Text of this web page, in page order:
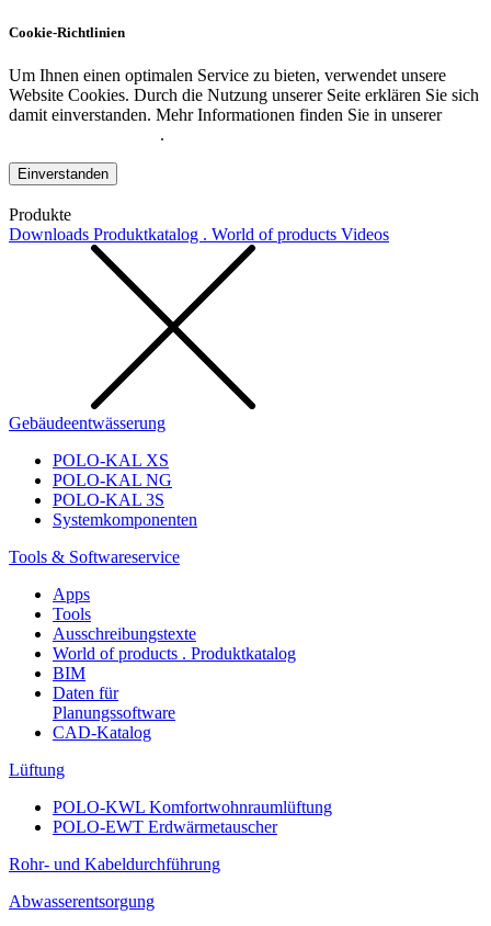
Cookie-Richtlinien
Um Ihnen einen optimalen Service zu bieten, verwendet unsere
Website Cookies. Durch die Nutzung unserer Seite erklären Sie sich
damit einverstanden. Mehr Informationen finden Sie in unserer
.
Einverstanden
Produkte
Downloads Produktkatalog . World of products Videos
Gebäudeentwässerung
POLO-KAL XS
POLO-KAL NG
POLO-KAL 3S
Systemkomponenten
Tools & Softwareservice
Apps
Tools
Ausschreibungstexte
World of products . Produktkatalog
BIM
Daten für
Planungssoftware
CAD-Katalog
Lüftung
POLO-KWL Komfortwohnraumlüftung
POLO-EWT Erdwärmetauscher
Rohr- und Kabeldurchführung
Abwasserentsorgung